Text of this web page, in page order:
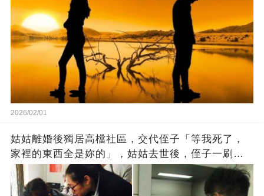
2026/02/01
姑姑離婚後獨居高檔社區，交代侄子「等我死了，
家裡的東西全是妳的」，姑姑去世後，侄子一刷銀
行卡傻眼了